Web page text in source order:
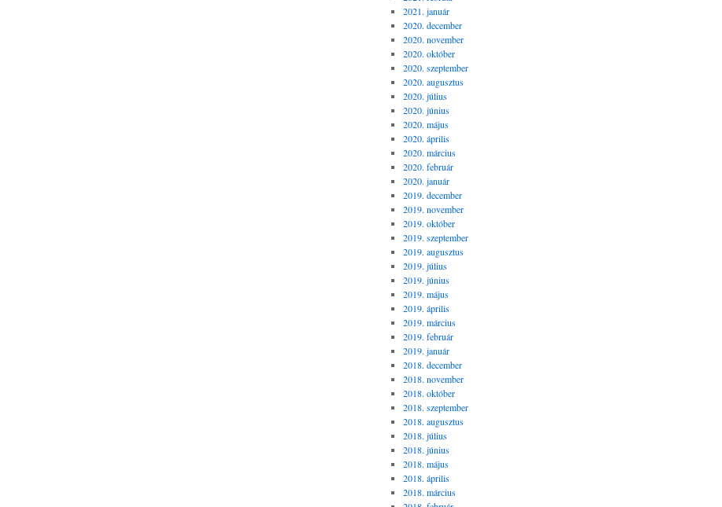
2021. január
2020. december
2020. november
2020. október
2020. szeptember
2020. augusztus
2020. július
2020. június
2020. május
2020. április
2020. március
2020. február
2020. január
2019. december
2019. november
2019. október
2019. szeptember
2019. augusztus
2019. július
2019. június
2019. május
2019. április
2019. március
2019. február
2019. január
2018. december
2018. november
2018. október
2018. szeptember
2018. augusztus
2018. július
2018. június
2018. május
2018. április
2018. március